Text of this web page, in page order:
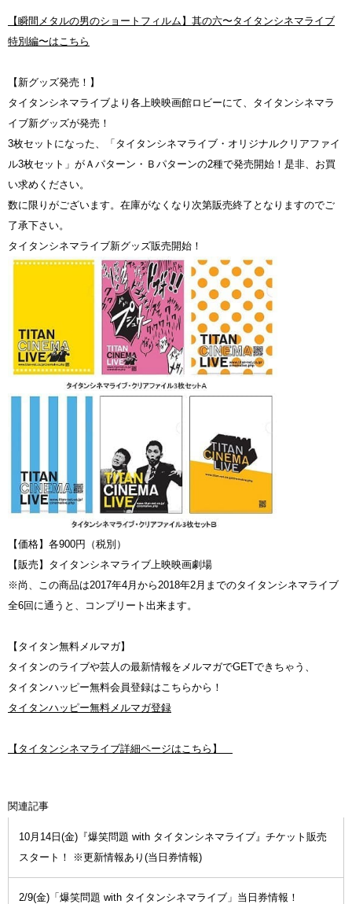
【瞬間メタルの男のショートフィルム】其の六〜タイタンシネマライブ
特別編〜はこちら
【新グッズ発売！】
タイタンシネマライブより各上映映画館ロビーにて、タイタンシネマラ
イブ新グッズが発売！
3枚セットになった、「タイタンシネマライブ・オリジナルクリアファイ
ル3枚セット」がＡパターン・Ｂパターンの2種で発売開始！是非、お買
い求めください。
数に限りがございます。在庫がなくなり次第販売終了となりますのでご
了承下さい。
タイタンシネマライブ新グッズ販売開始！
【価格】各900円（税別）
【販売】タイタンシネマライブ上映映画劇場
※尚、この商品は2017年4月から2018年2月までのタイタンシネマライブ
全6回に通うと、コンプリート出来ます。
【タイタン無料メルマガ】
タイタンのライブや芸人の最新情報をメルマガでGETできちゃう、
タイタンハッピー無料会員登録はこちらから！
タイタンハッピー無料メルマガ登録
【タイタンシネマライブ詳細ページはこちら】
関連記事
10月14日(金)『爆笑問題 with タイタンシネマライブ』チケット販売
スタート！ ※更新情報あり(当日券情報)
2/9(金)「爆笑問題 with タイタンシネマライブ」当日券情報！